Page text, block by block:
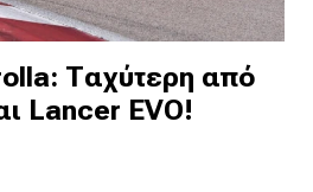
Ταχύτερη από
Lancer EVO!